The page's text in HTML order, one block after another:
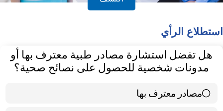
استطلاع الرأي
هل تفضل استشارة مصادر طبية معترف بها أو
مدونات شخصية للحصول على نصائح صحية؟
مصادر معترف بها
39 ( 65 % )